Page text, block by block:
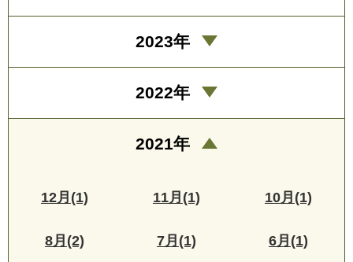
2023年
2022年
2021年
12月(1) 11月(1) 10月(1)
8月(2) 7月(1) 6月(1)